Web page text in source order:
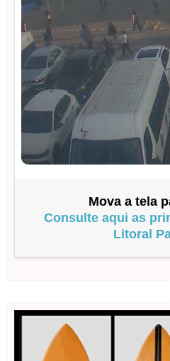
Mova a tela
Consulte aqui as
Litoral